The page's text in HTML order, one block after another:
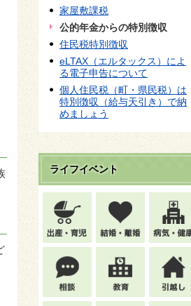
家屋敷課税
公的年金からの特別徴収
住民税特別徴収
eLTAX（エルタックス）によ
る電子申告について
個人住民税（町・県民税）は
特別徴収（給与天引き）で納
めましょう
ライフイベント